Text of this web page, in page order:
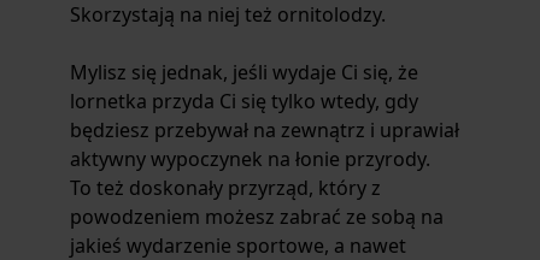
Skorzystają na niej też ornitolodzy.
Mylisz się jednak, jeśli wydaje Ci się, że
lornetka przyda Ci się tylko wtedy, gdy
będziesz przebywał na zewnątrz i uprawiał
aktywny wypoczynek na łonie przyrody.
To też doskonały przyrząd, który z
powodzeniem możesz zabrać ze sobą na
jakieś wydarzenie sportowe, a nawet